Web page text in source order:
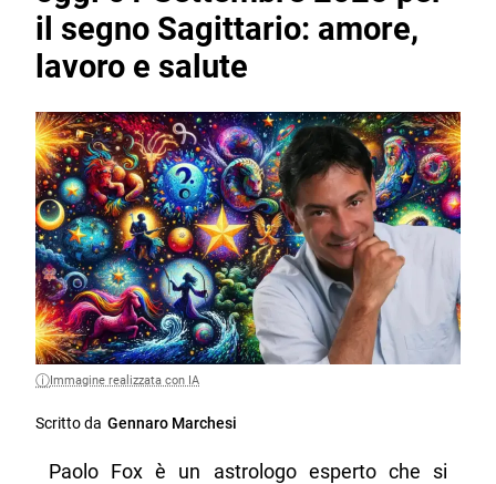
il segno Sagittario: amore,
lavoro e salute
Immagine realizzata con IA
Scritto da Gennaro Marchesi
Paolo Fox è un astrologo esperto che si